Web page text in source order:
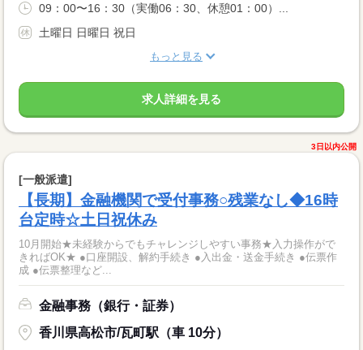
09：00〜16：30（実働06：30、休憩01：00）...
土曜日 日曜日 祝日
もっと見る
求人詳細を見る
3日以内公開
[一般派遣]
【長期】金融機関で受付事務○残業なし◆16時
台定時☆土日祝休み
10月開始★未経験からでもチャレンジしやすい事務★入力操作がで
きればOK★ ●口座開設、解約手続き ●入出金・送金手続き ●伝票作
成 ●伝票整理など...
金融事務（銀行・証券）
香川県高松市/瓦町駅（車 10分）